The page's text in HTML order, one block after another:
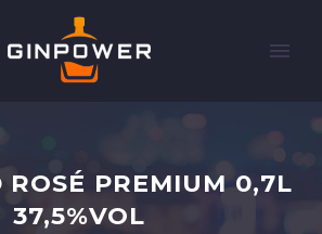
ROSÉ PREMIUM 0,7L
37,5%VOL